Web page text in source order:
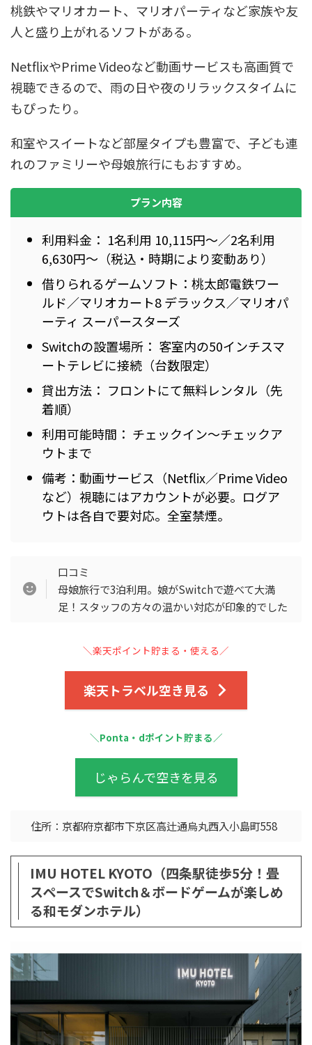
桃鉄やマリオカート、マリオパーティなど家族や友
人と盛り上がれるソフトがある。
NetflixやPrime Videoなど動画サービスも高画質で
視聴できるので、雨の日や夜のリラックスタイムに
もぴったり。
和室やスイートなど部屋タイプも豊富で、子ども連
れのファミリーや母娘旅行にもおすすめ。
プラン内容
利用料金： 1名利用 10,115円～／2名利用
6,630円～（税込・時期により変動あり）
借りられるゲームソフト：桃太郎電鉄ワー
ルド／マリオカート8 デラックス／マリオパ
ーティ スーパースターズ
Switchの設置場所： 客室内の50インチスマ
ートテレビに接続（台数限定）
貸出方法： フロントにて無料レンタル（先
着順）
利用可能時間： チェックイン〜チェックア
ウトまで
備考：動画サービス（Netflix／Prime Video
など）視聴にはアカウントが必要。ログア
ウトは各自で要対応。全室禁煙。
口コミ
母娘旅行で3泊利用。娘がSwitchで遊べて大満
足！スタッフの方々の温かい対応が印象的でした
＼楽天ポイント貯まる・使える／
楽天トラベル空き見る
＼Ponta・dポイント貯まる／
じゃらんで空きを見る
住所：京都府京都市下京区高辻通烏丸西入小島町558
IMU HOTEL KYOTO（四条駅徒歩5分！畳
スペースでSwitch＆ボードゲームが楽しめ
る和モダンホテル）